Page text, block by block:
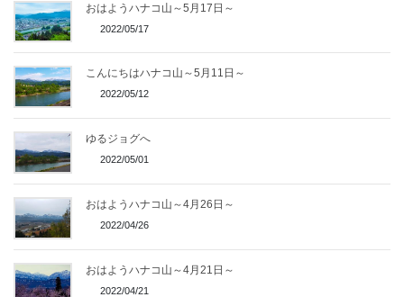
おはようハナコ山～5月17日～
2022/05/17
こんにちはハナコ山～5月11日～
2022/05/12
ゆるジョグへ
2022/05/01
おはようハナコ山～4月26日～
2022/04/26
おはようハナコ山～4月21日～
2022/04/21